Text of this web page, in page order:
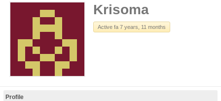
Krisoma
Active fa 7 years, 11 months
Profile